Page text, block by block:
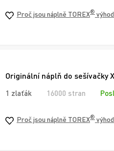
Proč jsou náplně TOREX®
Originální náplň do sešívačky
1 zlaťák 16000 stran
Proč jsou náplně TOREX®